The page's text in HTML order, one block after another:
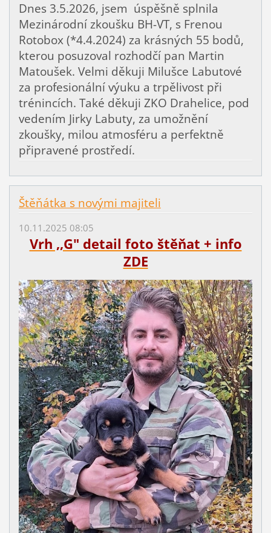
Dnes 3.5.2026, jsem úspěšně splnila
Mezinárodní zkoušku BH-VT, s Frenou
Rotobox (*4.4.2024) za krásných 55 bodů,
kterou posuzoval rozhodčí pan Martin
Matoušek. Velmi děkuji Milušce Labutové
za profesionální výuku a trpělivost při
trénincích. Také děkuji ZKO Drahelice, pod
vedením Jirky Labuty, za umožnění
zkoušky, milou atmosféru a perfektně
připravené prostředí.
Štěňátka s novými majiteli
10.11.2025 08:05
Vrh ,,G" detail foto štěňat + info
ZDE